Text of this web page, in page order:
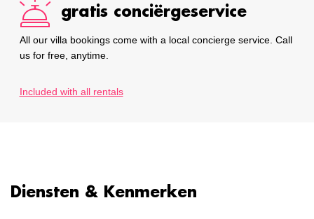
gratis conciërgeservice
All our villa bookings come with a local concierge service. Call
us for free, anytime.
Included with all rentals
Diensten & Kenmerken